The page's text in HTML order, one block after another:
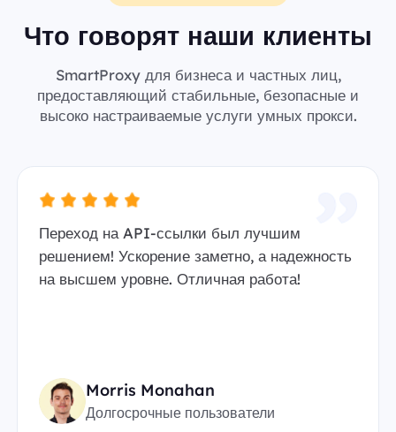
Что говорят наши клиенты
SmartProxy для бизнеса и частных лиц,
предоставляющий стабильные, безопасные и
высоко настраиваемые услуги умных прокси.
Переход на API-ссылки был лучшим
решением! Ускорение заметно, а надежность
на высшем уровне. Отличная работа!
Morris Monahan
Долгосрочные пользователи